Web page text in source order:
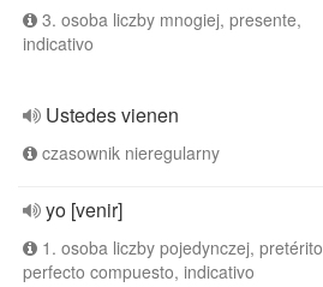
3. osoba liczby mnogiej, presente,
indicativo
Ustedes vienen
czasownik nieregularny
yo [venir]
1. osoba liczby pojedynczej, pretérito
perfecto compuesto, indicativo